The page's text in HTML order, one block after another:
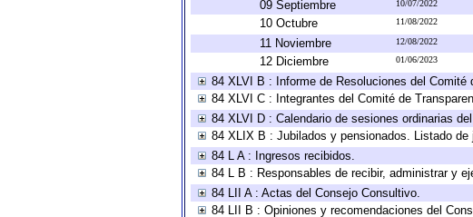
09 Septiembre 10/07/2022
10 Octubre 11/08/2022
11 Noviembre 12/08/2022
12 Diciembre 01/06/2023
84 XLVI B : Informe de Resoluciones del Comité
84 XLVI C : Integrantes del Comité de
84 XLVI D : Calendario de sesiones ordinarias
84 XLIX B : Jubilados y pensionados. Listado
84 L A : Ingresos recibidos.
84 L B : Responsables de recibir, administrar y
84 LII A : Actas del Consejo Consultivo.
84 LII B : Opiniones y recomendaciones del